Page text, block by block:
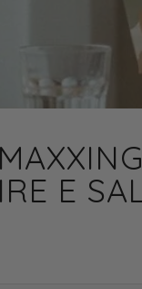
E